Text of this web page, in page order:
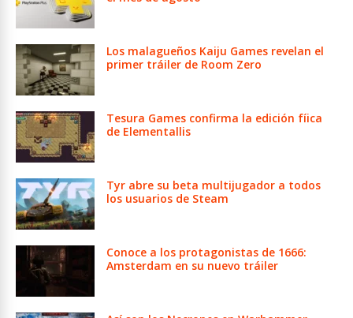
Los malagueños Kaiju Games revelan el
primer tráiler de Room Zero
Tesura Games confirma la edición fíica
de Elementallis
Tyr abre su beta multijugador a todos
los usuarios de Steam
Conoce a los protagonistas de 1666:
Amsterdam en su nuevo tráiler